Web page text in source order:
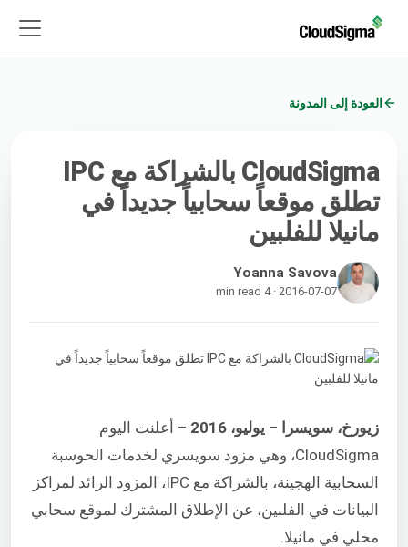
العودة إلى المدونة
CloudSigma بالشراكة مع IPC
تطلق موقعاً سحابياً جديداً في
مانيلا للفلبين
Yoanna Savova
2016-07-07 · 4 min read
زيورخ، سويسرا – يوليو، 2016
– أعلنت اليوم
CloudSigma، وهي مزود سويسري لخدمات الحوسبة
السحابية الهجينة، بالشراكة مع IPC، المزود الرائد لمراكز
البيانات في الفلبين، عن الإطلاق المشترك لموقع سحابي
محلي في مانيلا.